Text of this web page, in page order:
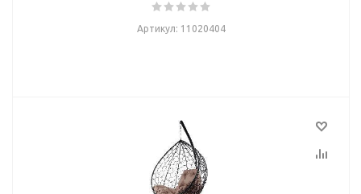
Артикул: 11020404